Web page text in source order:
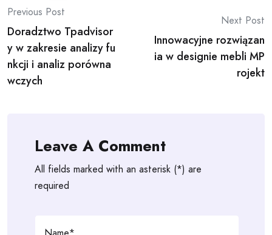
Post
navigation
Previous Post
Doradztwo Tpadvisor
y w zakresie analizy fu
nkcji i analiz porówna
wczych
Next Post
Innowacyjne rozwiązan
ia w designie mebli MP
rojekt
Leave A Comment
All fields marked with an asterisk (*) are
required